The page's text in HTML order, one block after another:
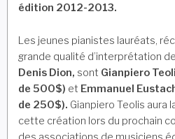
édition 2012-2013.
Les jeunes pianistes lauréats,
grande qualité d’interprétation
Denis Dion, sont Gianpiero
de 500$) et Emmanuel
de 250$). Gianpiero Teolis aura
cette création lors du prochain